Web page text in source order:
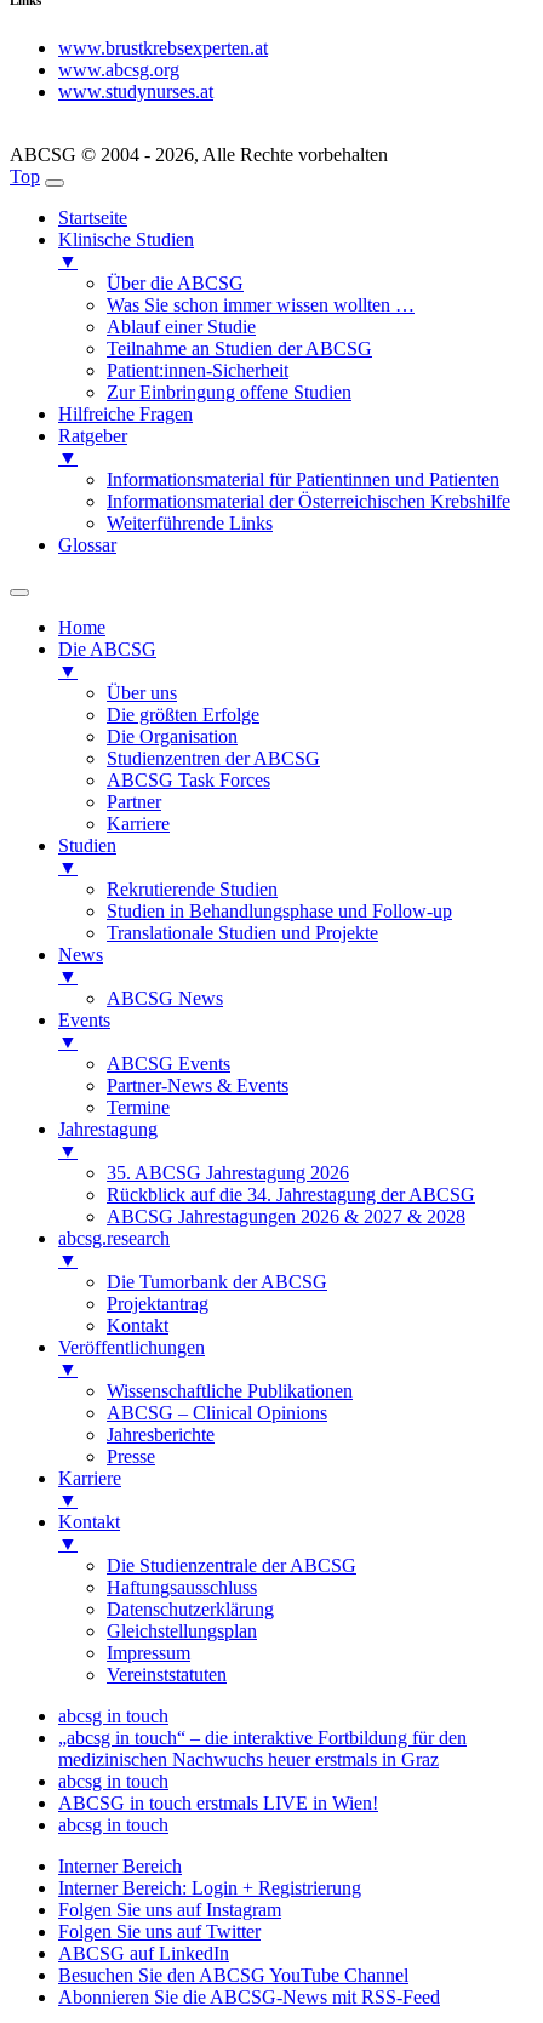
www.brustkrebsexperten.at
www.abcsg.org
www.studynurses.at
ABCSG © 2004 - 2026, Alle Rechte vorbehalten
Top
Startseite
Klinische Studien
▼
Über die ABCSG
Was Sie schon immer wissen wollten …
Ablauf einer Studie
Teilnahme an Studien der ABCSG
Patient:innen-Sicherheit
Zur Einbringung offene Studien
Hilfreiche Fragen
Ratgeber
▼
Informationsmaterial für Patientinnen und Patienten
Informationsmaterial der Österreichischen Krebshilfe
Weiterführende Links
Glossar
Home
Die ABCSG
▼
Über uns
Die größten Erfolge
Die Organisation
Studienzentren der ABCSG
ABCSG Task Forces
Partner
Karriere
Studien
▼
Rekrutierende Studien
Studien in Behandlungsphase und Follow-up
Translationale Studien und Projekte
News
▼
ABCSG News
Events
▼
ABCSG Events
Partner-News & Events
Termine
Jahrestagung
▼
35. ABCSG Jahrestagung 2026
Rückblick auf die 34. Jahrestagung der ABCSG
ABCSG Jahrestagungen 2026 & 2027 & 2028
abcsg.research
▼
Die Tumorbank der ABCSG
Projektantrag
Kontakt
Veröffentlichungen
▼
Wissenschaftliche Publikationen
ABCSG – Clinical Opinions
Jahresberichte
Presse
Karriere
▼
Kontakt
▼
Die Studienzentrale der ABCSG
Haftungsausschluss
Datenschutzerklärung
Gleichstellungsplan
Impressum
Vereinststatuten
abcsg in touch
„abcsg in touch“ – die interaktive Fortbildung für den
medizinischen Nachwuchs heuer erstmals in Graz
abcsg in touch
ABCSG in touch erstmals LIVE in Wien!
abcsg in touch
Interner Bereich
Interner Bereich: Login + Registrierung
Folgen Sie uns auf Instagram
Folgen Sie uns auf Twitter
ABCSG auf LinkedIn
Besuchen Sie den ABCSG YouTube Channel
Abonnieren Sie die ABCSG-News mit RSS-Feed